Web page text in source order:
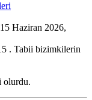
Haziran 2026,
. Tabii bizimkilerin
olurdu.